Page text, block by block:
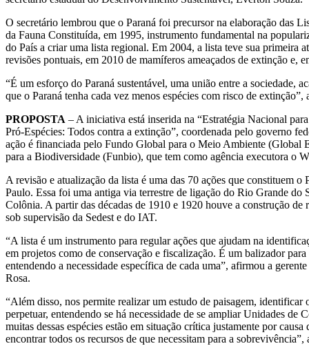
O secretário lembrou que o Paraná foi precursor na elaboração das
da Fauna Constituída, em 1995, instrumento fundamental na
do País a criar uma lista regional. Em 2004, a lista teve sua primeira
revisões pontuais, em 2010 de mamíferos ameaçados de extinção e,
“É um esforço do Paraná sustentável, uma união entre a sociedade,
que o Paraná tenha cada vez menos espécies com risco de extinção”,
PROPOSTA – A iniciativa está inserida na “Estratégia Nacional
Pró-Espécies: Todos contra a extinção”, coordenada pelo governo
ação é financiada pelo Fundo Global para o Meio Ambiente
para a Biodiversidade (Funbio), que tem como agência executora o
A revisão e atualização da lista é uma das 70 ações que constituem
Paulo. Essa foi uma antiga via terrestre de ligação do Rio Grande
Colônia. A partir das décadas de 1910 e 1920 houve a construção
sob supervisão da Sedest e do IAT.
“A lista é um instrumento para regular ações que ajudam na
em projetos como de conservação e fiscalização. É um balizador
entendendo a necessidade específica de cada uma”, afirmou a
Rosa.
“Além disso, nos permite realizar um estudo de paisagem, identificar
perpetuar, entendendo se há necessidade de se ampliar Unidades
muitas dessas espécies estão em situação crítica justamente por
encontrar todos os recursos de que necessitam para a sobrevivência”,